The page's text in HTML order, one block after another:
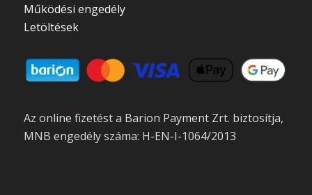
Működési engedély
Letöltések
Az online fizetést a Barion Payment Zrt. biztosítja,
MNB engedély száma: H-EN-I-1064/2013